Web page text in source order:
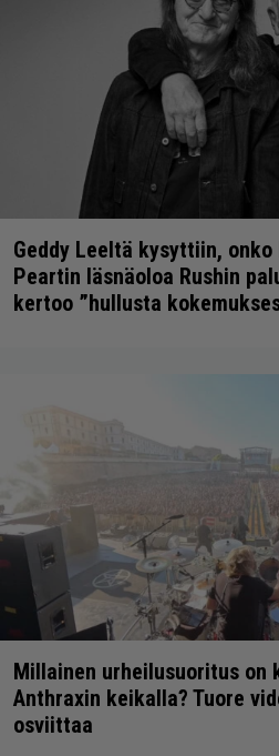
Geddy Leeltä kysyttiin,
Peartin läsnäoloa Rushin
kertoo ”hullusta
Millainen urheilusuoritus on
Anthraxin keikalla? Tuore
osviittaa